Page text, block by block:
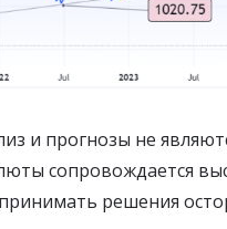
и прогнозы не
сопровождается
решения